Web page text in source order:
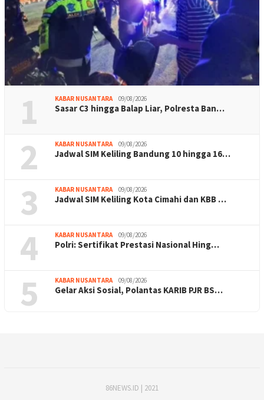
1 KABAR NUSANTARA 09/08/2026
Sasar C3 hingga Balap Liar, Polresta Ban…
2 KABAR NUSANTARA 09/08/2026
Jadwal SIM Keliling Bandung 10 hingga 16…
3 KABAR NUSANTARA 09/08/2026
Jadwal SIM Keliling Kota Cimahi dan KBB …
4 KABAR NUSANTARA 09/08/2026
Polri: Sertifikat Prestasi Nasional Hing…
5 KABAR NUSANTARA 09/08/2026
Gelar Aksi Sosial, Polantas KARIB PJR BS…
86NEWS.ID | 2021